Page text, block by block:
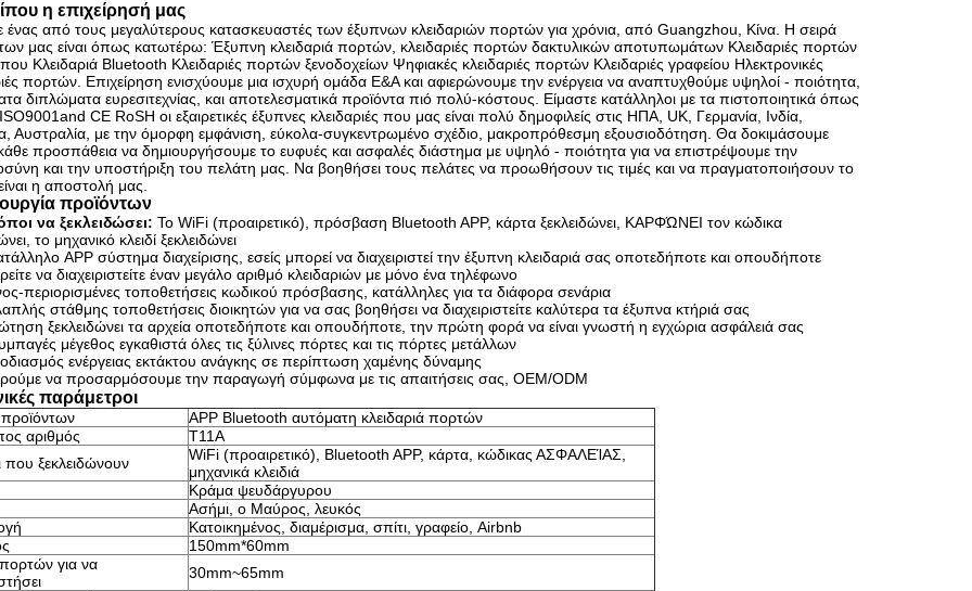
η επιχείρησή μας
ένας από τους μεγαλύτερους κατασκευαστές των έξυπνων κλειδαριών πορτών για χρόνια, από Guangzhou, Κίνα. Η σειρά
μας είναι όπως κατωτέρω: Έξυπνη κλειδαριά πορτών, κλειδαριές πορτών δακτυλικών αποτυπωμάτων Κλειδαριές πορτών
Κλειδαριά Bluetooth Κλειδαριές πορτών ξενοδοχείων Ψηφιακές κλειδαριές πορτών Κλειδαριές γραφείου Ηλεκτρονικές
πορτών. Επιχείρηση ενισχύουμε μια ισχυρή ομάδα Ε&Α και αφιερώνουμε την ενέργεια να αναπτυχθούμε υψηλοί - ποιότητα,
διπλώματα ευρεσιτεχνίας, και αποτελεσματικά προϊόντα πιό πολύ-κόστους. Είμαστε κατάλληλοι με τα πιστοποιητικά όπως
CE RoSH οι εξαιρετικές έξυπνες κλειδαριές που μας είναι πολύ δημοφιλείς στις ΗΠΑ, UK, Γερμανία, Ινδία,
Αυστραλία, με την όμορφη εμφάνιση, εύκολα-συγκεντρωμένο σχέδιο, μακροπρόθεσμη εξουσιοδότηση. Θα δοκιμάσουμε
προσπάθεια να δημιουργήσουμε το ευφυές και ασφαλές διάστημα με υψηλό - ποιότητα για να επιστρέψουμε την
και την υποστήριξη του πελάτη μας. Να βοηθήσει τους πελάτες να προωθήσουν τις τιμές και να πραγματοποιήσουν το
η αποστολή μας.
προϊόντων
να ξεκλειδώσει: Το WiFi (προαιρετικό), πρόσβαση Bluetooth APP, κάρτα ξεκλειδώνει, ΚΑΡΦΏΝΕΙ τον κώδικα
το μηχανικό κλειδί ξεκλειδώνει
APP σύστημα διαχείρισης, εσείς μπορεί να διαχειριστεί την έξυπνη κλειδαριά σας οποτεδήποτε και οπουδήποτε
να διαχειριστείτε έναν μεγάλο αριθμό κλειδαριών με μόνο ένα τηλέφωνο
περιορισμένες τοποθετήσεις κωδικού πρόσβασης, κατάλληλες για τα διάφορα σενάρια
στάθμης τοποθετήσεις διοικητών για να σας βοηθήσει να διαχειριστείτε καλύτερα τα έξυπνα κτήριά σας
ξεκλειδώνει τα αρχεία οποτεδήποτε και οπουδήποτε, την πρώτη φορά να είναι γνωστή η εγχώρια ασφάλειά σας
μέγεθος εγκαθιστά όλες τις ξύλινες πόρτες και τις πόρτες μετάλλων
ενέργειας εκτάκτου ανάγκης σε περίπτωση χαμένης δύναμης
να προσαρμόσουμε την παραγωγή σύμφωνα με τις απαιτήσεις σας, OEM/ODM
παράμετροι
APP Bluetooth αυτόματη κλειδαριά πορτών
αριθμός
T11A
που ξεκλειδώνουν
WiFi (προαιρετικό), Bluetooth APP, κάρτα, κώδικας ΑΣΦΑΛΕΊΑΣ,
μηχανικά κλειδιά
Κράμα ψευδάργυρου
Ασήμι, ο Μαύρος, λευκός
Κατοικημένος, διαμέρισμα, σπίτι, γραφείο, Airbnb
150mm*60mm
για να
30mm~65mm